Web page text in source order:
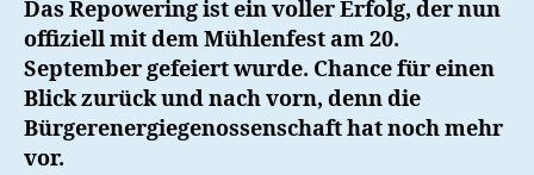
Das Repowering ist ein voller Erfolg, der nun
offiziell mit dem Mühlenfest am 20.
September gefeiert wurde. Chance für einen
Blick zurück und nach vorn, denn die
Bürgerenergiegenossenschaft hat noch mehr
vor.